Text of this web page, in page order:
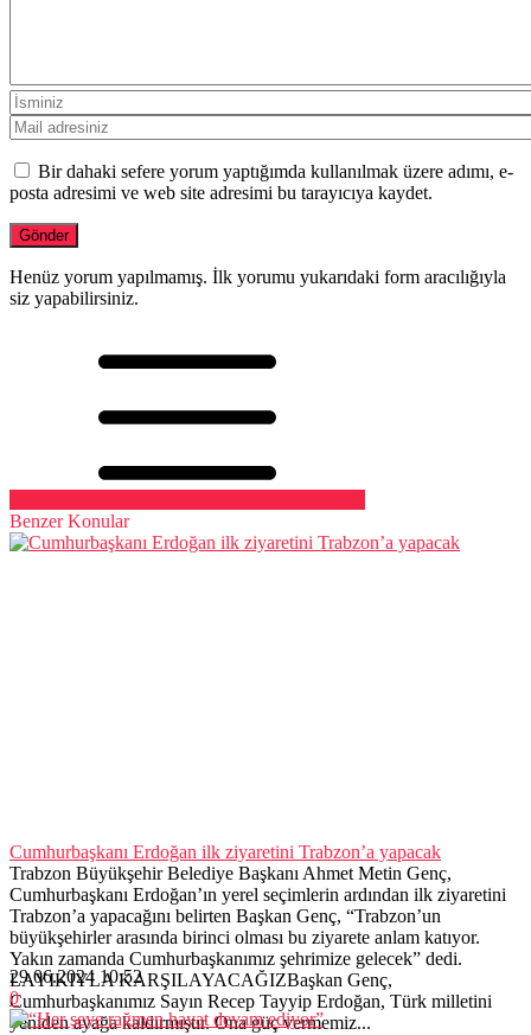
Bir dahaki sefere yorum yaptığımda kullanılmak üzere adımı, e-
posta adresimi ve web site adresimi bu tarayıcıya kaydet.
Henüz yorum yapılmamış. İlk yorumu yukarıdaki form aracılığıyla
siz yapabilirsiniz.
Benzer Konular
Cumhurbaşkanı Erdoğan ilk ziyaretini Trabzon’a yapacak
Trabzon Büyükşehir Belediye Başkanı Ahmet Metin Genç,
Cumhurbaşkanı Erdoğan’ın yerel seçimlerin ardından ilk ziyaretini
Trabzon’a yapacağını belirten Başkan Genç, “Trabzon’un
büyükşehirler arasında birinci olması bu ziyarete anlam katıyor.
Yakın zamanda Cumhurbaşkanımız şehrimize gelecek” dedi.
LAYIKIYLA KARŞILAYACAĞIZBaşkan Genç,
Cumhurbaşkanımız Sayın Recep Tayyip Erdoğan, Türk milletini
yeniden ayağa kaldırmıştır. Ona güç vermemiz...
29.06.2024 10:52
0